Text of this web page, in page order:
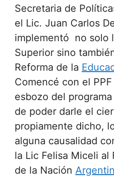
Secretaria de
el Lic. Juan Carlos
implementó no solo
Superior sino
Reforma de la
Comencé con el
esbozo del
de poder darle el
propiamente dicho,
alguna causalidad
la Lic Felisa Miceli al
de la Nación